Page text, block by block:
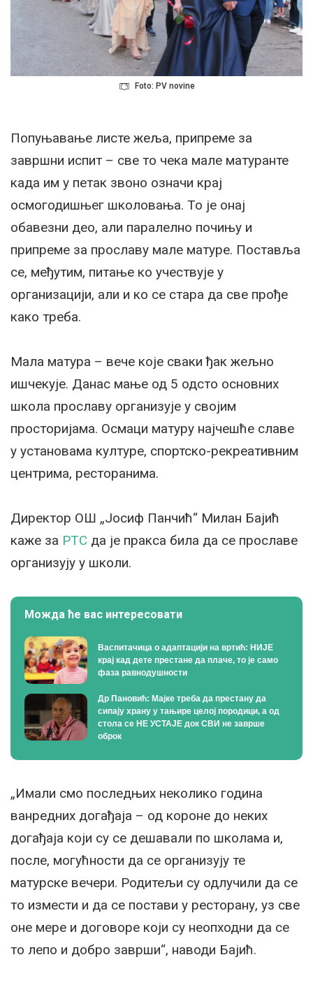
Foto: PV novine
Попуњавање листе жеља, припреме за
завршни испит – све то чека мале матуранте
када им у петак звоно означи крај
осмогодишњег школовања. То је онај
обавезни део, али паралелно почињу и
припреме за прославу мале матуре. Поставља
се, међутим, питање ко учествује у
организацији, али и ко се стара да све прође
како треба.
Мала матура – вече које сваки ђак жељно
ишчекује. Данас мање од 5 одсто основних
школа прославу организује у својим
просторијама. Осмаци матуру најчешће славе
у установама културе, спортско-рекреативним
центрима, ресторанима.
Директор ОШ „Јосиф Панчић“ Милан Бајић
каже за РТС да је пракса била да се прославе
организују у школи.
Можда ће вас интересовати
Васпитачица о адаптацији на вртић: НИЈЕ
крај кад дете престане да плаче, то је само
фаза равнодушности
Др Пановић: Мајке треба да престану да
сипају храну у тањире целој породици, а од
стола се НЕ УСТАЈЕ док СВИ не заврше
оброк
„Имали смо последњих неколико година
ванредних догађаја – од короне до неких
догађаја који су се дешавали по школама и,
после, могућности да се организују те
матурске вечери. Родитељи су одлучили да се
то измести и да се постави у ресторану, уз све
оне мере и договоре који су неопходни да се
то лепо и добро заврши“, наводи Бајић.